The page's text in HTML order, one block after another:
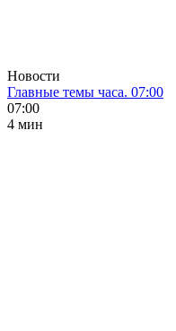
Новости
Главные темы часа. 07:00
07:00
4 мин